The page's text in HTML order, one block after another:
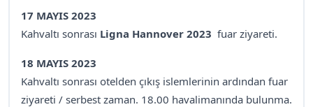
17 MAYIS 2023
Kahvaltı sonrası Ligna Hannover 2023 fuar ziyareti.
18 MAYIS 2023
Kahvaltı sonrası otelden çıkış islemlerinin ardından fuar
ziyareti / serbest zaman. 18.00 havalimanında bulunma.